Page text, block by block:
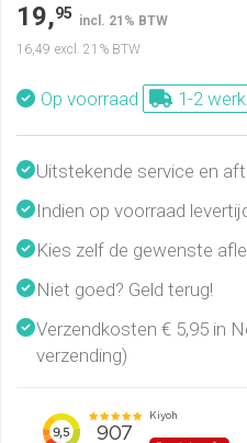
19,95 incl. 21% BTW
16,49 excl. 21% BTW
Op voorraad 1-2
Uitstekende service en
Indien op voorraad
Kies zelf de gewenste
Niet goed? Geld terug!
Verzendkosten € 5,95 in
verzending)